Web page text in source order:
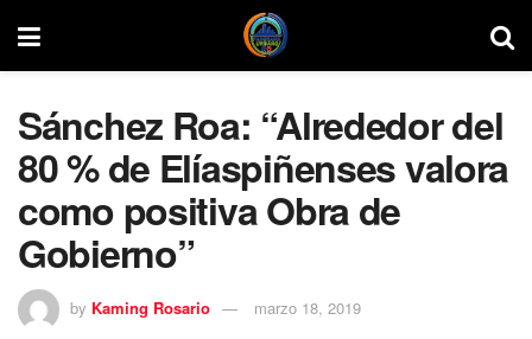
Sánchez Roa: “Alrededor del
80 % de Elíaspiñenses valora
como positiva Obra de
Gobierno”
by Kaming Rosario marzo 18, 2019